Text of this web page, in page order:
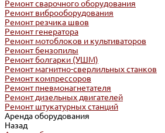
Ремонт сварочного оборудования
Ремонт виброоборудования
Ремонт резчика швов
Ремонт генератора
Ремонт мотоблоков и культиваторов
Ремонт бензопилы
Ремонт болгарки (УШМ)
Ремонт магнитно-сверлильных станков
Ремонт компрессоров
Ремонт пневмонагнетателя
Ремонт дизельных двигателей
Ремонт штукатурных станций
Аренда оборудования
Назад